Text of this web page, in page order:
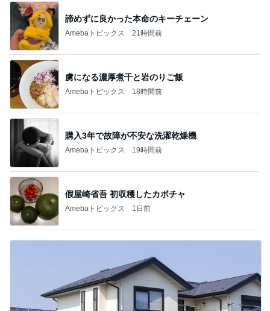
諦めずに良かった本命のキーチェーン
Amebaトピックス 21時間前
虜になる濃厚煮干と岩のりご飯
Amebaトピックス 18時間前
購入3年で故障が不安な洗濯乾燥機
Amebaトピックス 19時間前
假屋崎省吾 初収穫したカボチャ
Amebaトピックス 1日前